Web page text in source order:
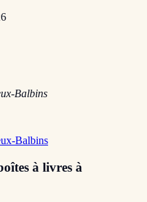
Balbins
Balbins
à livres à